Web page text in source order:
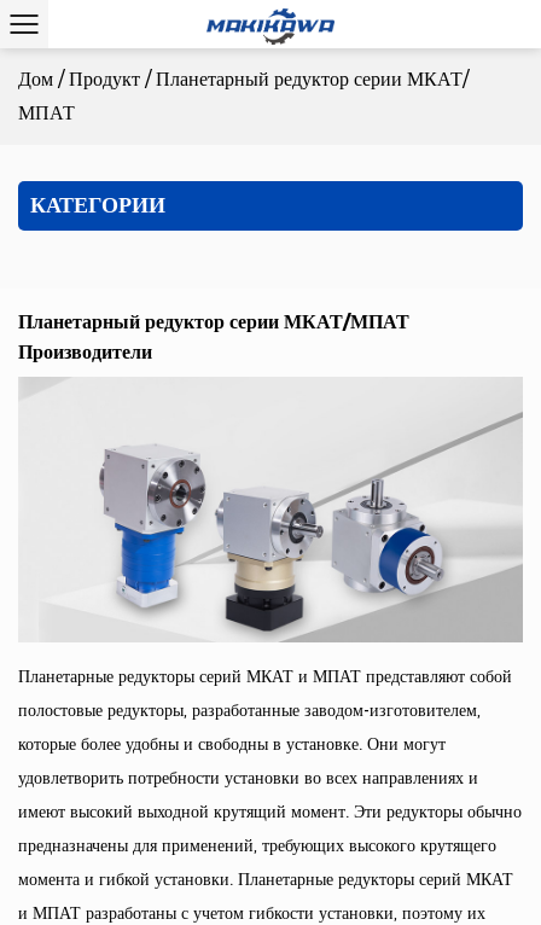
Дом /Продукт /Планетарный редуктор серии МКАТ/
МПАТ
КАТЕГОРИИ
Планетарный редуктор серии МКАТ/МПАТ
Производители
Планетарные редукторы серий МКАТ и МПАТ представляют собой
полостовые редукторы, разработанные заводом-изготовителем,
которые более удобны и свободны в установке. Они могут
удовлетворить потребности установки во всех направлениях и
имеют высокий выходной крутящий момент. Эти редукторы обычно
предназначены для применений, требующих высокого крутящего
момента и гибкой установки. Планетарные редукторы серий МКАТ
и МПАТ разработаны с учетом гибкости установки, поэтому их